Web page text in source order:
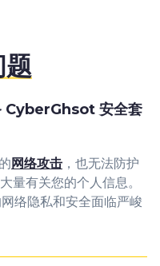
CyberGhsot 安全套
网络攻击 ，也无法防护
量有关您的个人信息。
络隐私和安全面临严峻